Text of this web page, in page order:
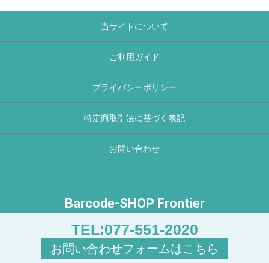
当サイトについて
ご利用ガイド
プライバシーポリシー
特定商取引法に基づく表記
お問い合わせ
Barcode-SHOP Frontier
TEL:077-551-2020
お問い合わせフォームはこちら